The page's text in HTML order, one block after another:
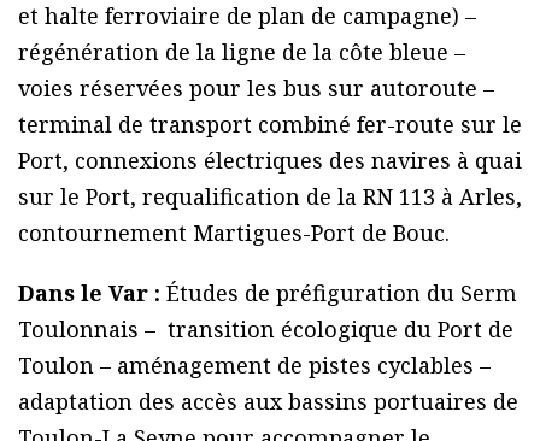
et halte ferroviaire de plan de campagne) –
régénération de la ligne de la côte bleue –
voies réservées pour les bus sur autoroute –
terminal de transport combiné fer-route sur le
Port, connexions électriques des navires à quai
sur le Port, requalification de la RN 113 à Arles,
contournement Martigues-Port de Bouc.
Dans le Var : Études de préfiguration du Serm
Toulonnais – transition écologique du Port de
Toulon – aménagement de pistes cyclables –
adaptation des accès aux bassins portuaires de